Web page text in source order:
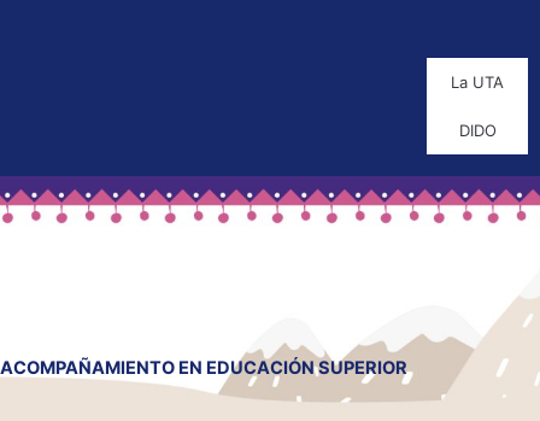
La UTA
DIDO
ACOMPAÑAMIENTO EN EDUCACIÓN SUPERIOR